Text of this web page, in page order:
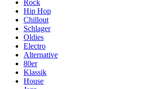
Rock
Hip Hop
Chillout
Schlager
Oldies
Electro
Alternative
80er
Klassik
House